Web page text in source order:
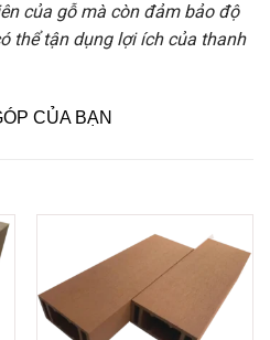
của gỗ mà còn đảm bảo độ
thể tận dụng lợi ích của thanh
CỦA BẠN